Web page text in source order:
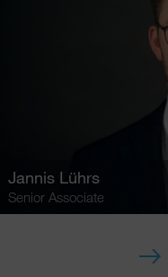
Jannis Lührs
Senior Associate